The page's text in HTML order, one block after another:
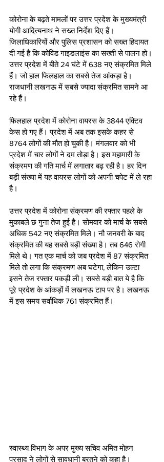
कोरोना के बढ़ते मामलों पर उत्तर प्रदेश के मुख्यमंत्री
योगी आदित्यनाथ ने सख्त निर्देश दिए हैं।
जिलाधिकारियों और पुलिस प्रशासन को सख्त हिदायत
दी गई है कि कोविड गाइडलाइंस का सख्ती से पालन हो।
उत्तर प्रदेश में बीते 24 घंटे में 638 नए संक्रमित मिले
हैं। जो हाल फिलहाल का सबसे तेज आंकड़ा है।
राजधानी लखनऊ में सबसे ज्यादा संक्रमित सामने आ
रहे हैं।
फिलहाल प्रदेश में कोरोना वायरस के 3844 एक्टिव
केस हो गए हैं। प्रदेश में अब तक इसके कहर से
8764 लोगों की मौत हो चुकी है। मंगलवार को भी
प्रदेश में चार लोगों ने दम तोड़ा है। इस महामारी के
संक्रमण की गति मार्च में लगातार बढ़ रही है। हर दिन
बड़ी संख्या में यह वायरस लोगों को अपनी चपेट में ले रहा
है।
उत्तर प्रदेश में कोरोना संक्रमण की रफ्तार पहले के
मुकाबले छ गुना तेज हुई है। सोमवार को मार्च के सबसे
अधिक 542 नए संक्रमित मिले। नौ जनवरी के बाद
संक्रमित की यह सबसे बड़ी संख्या है। तब 646 रोगी
मिले थे। गत एक मार्च को जब प्रदेश में 87 संक्रमित
मिले तो लगा कि संक्रमण अब घटेगा, लेकिन उल्टा
इसने तेज रफ्तार पकड़ी ली। सबसे बड़ी बात ये है कि
पूरे प्रदेश के आंकड़ों में लखनऊ टाप पर है। लखनऊ
में इस समय सर्वाधिक 761 संक्रमित हैं।
स्वास्थ्य विभाग के अपर मुख्य सचिव अमित मोहन
प्रसाद ने लोगों से सावधानी बरतने को कहा है।